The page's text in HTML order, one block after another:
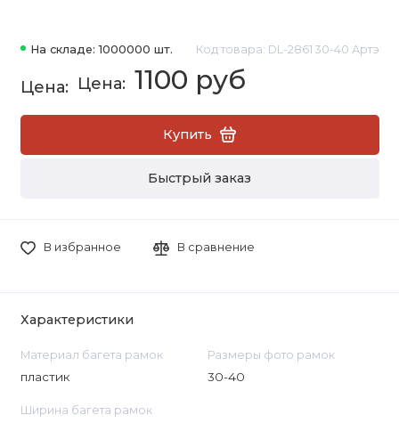
На складе: 1000000 шт. Код товара: DL-2861 30-40 Артэ
1100 руб
Купить
Быстрый заказ
В избранное В сравнение
Характеристики
Материал багета рамок
пластик
Размеры фото рамок
30-40
Ширина багета рамок